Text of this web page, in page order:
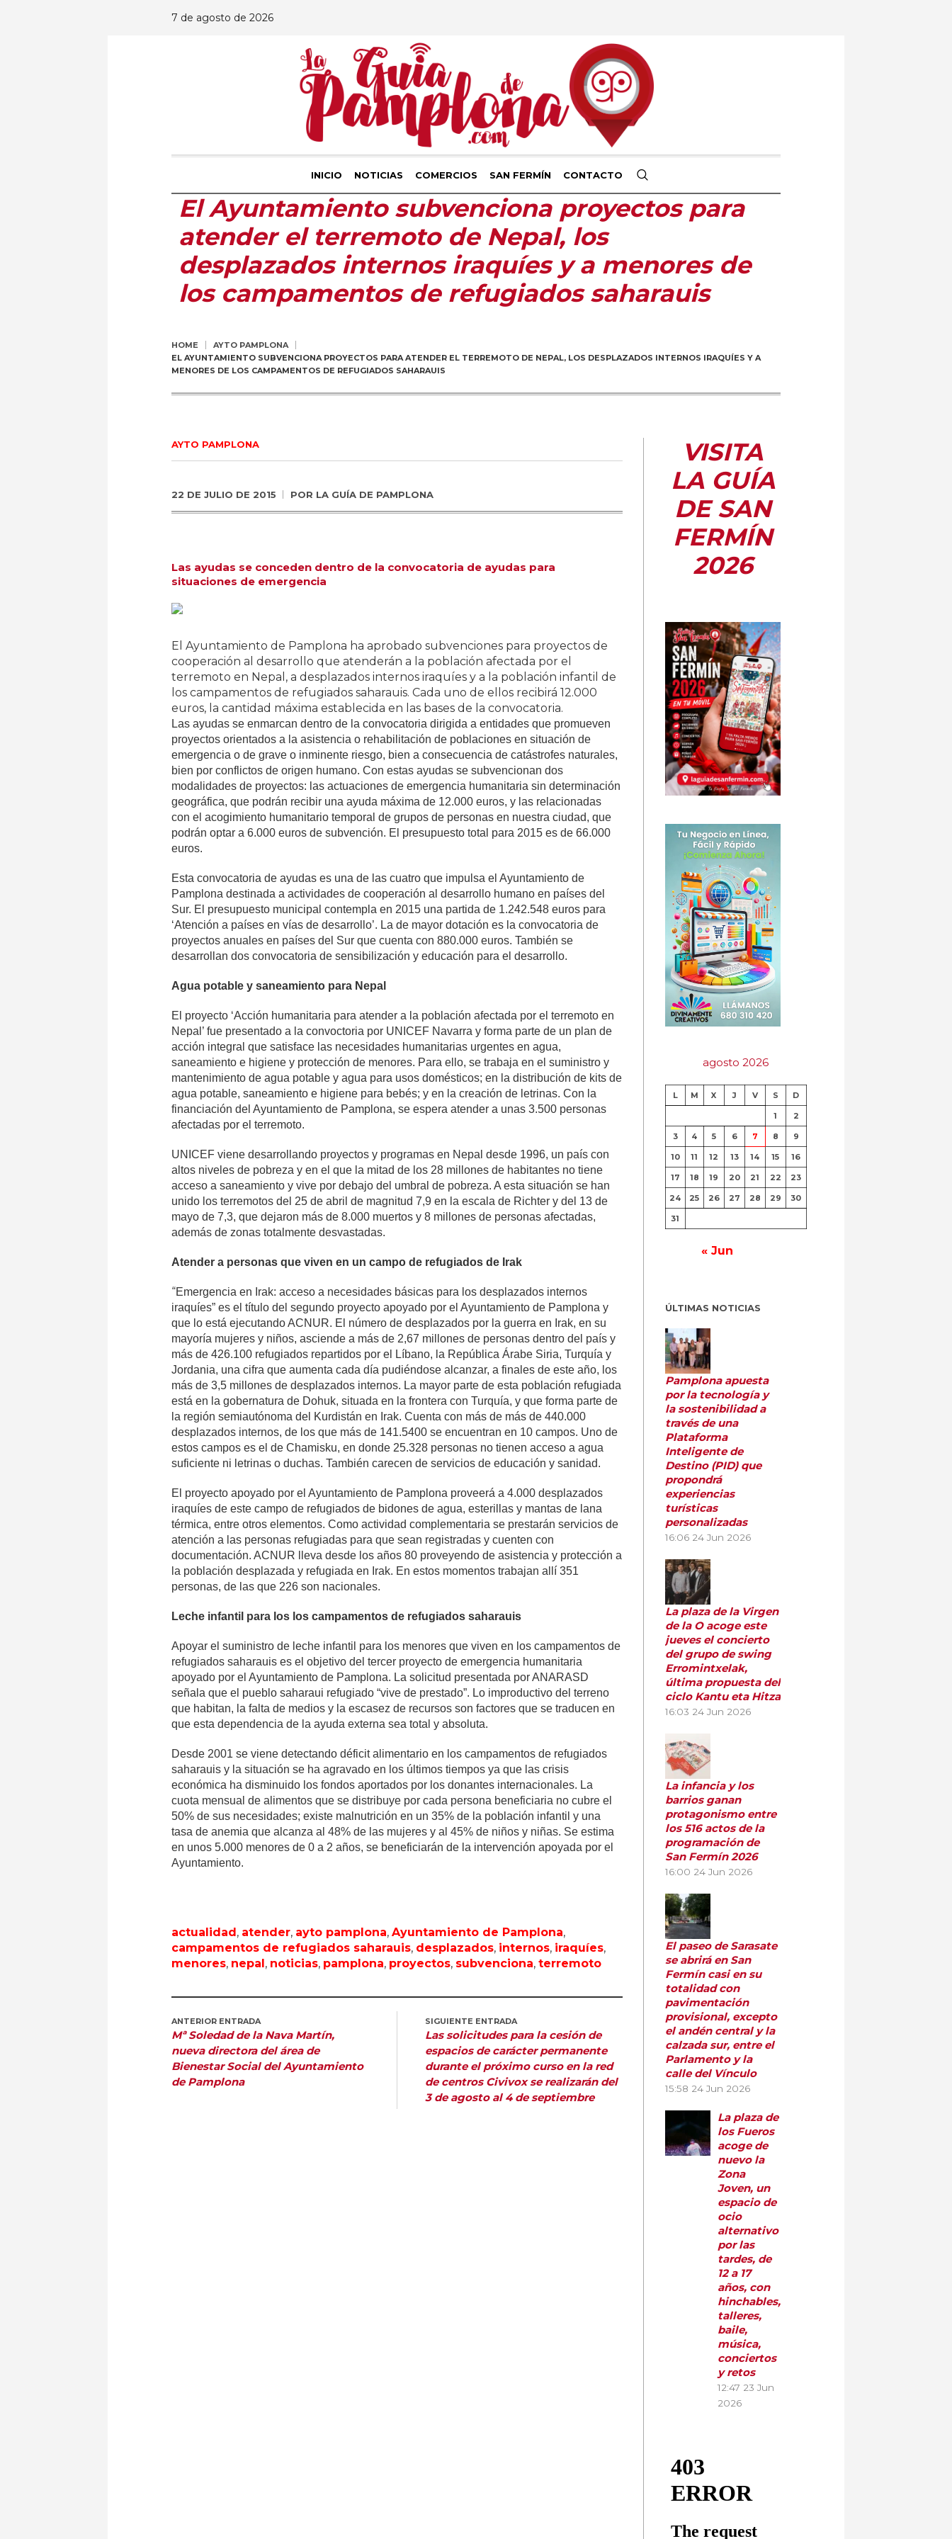
7 de agosto de 2026
INICIO NOTICIAS COMERCIOS SAN FERMÍN CONTACTO
El Ayuntamiento subvenciona proyectos para
atender el terremoto de Nepal, los
desplazados internos iraquíes y a menores de
los campamentos de refugiados saharauis
HOME
AYTO PAMPLONA
EL AYUNTAMIENTO SUBVENCIONA PROYECTOS PARA ATENDER EL TERREMOTO DE NEPAL, LOS DESPLAZADOS INTERNOS IRAQUÍES Y A
MENORES DE LOS CAMPAMENTOS DE REFUGIADOS SAHARAUIS
AYTO PAMPLONA
22 DE JULIO DE 2015 POR LA GUÍA DE PAMPLONA
Las ayudas se conceden dentro de la convocatoria de ayudas para
situaciones de emergencia
El Ayuntamiento de Pamplona ha aprobado subvenciones para proyectos de
cooperación al desarrollo que atenderán a la población afectada por el
terremoto en Nepal, a desplazados internos iraquíes y a la población infantil de
los campamentos de refugiados saharauis. Cada uno de ellos recibirá 12.000
euros, la cantidad máxima establecida en las bases de la convocatoria.
Las ayudas se enmarcan dentro de la convocatoria dirigida a entidades que promueven
proyectos orientados a la asistencia o rehabilitación de poblaciones en situación de
emergencia o de grave o inminente riesgo, bien a consecuencia de catástrofes naturales,
bien por conflictos de origen humano. Con estas ayudas se subvencionan dos
modalidades de proyectos: las actuaciones de emergencia humanitaria sin determinación
geográfica, que podrán recibir una ayuda máxima de 12.000 euros, y las relacionadas
con el acogimiento humanitario temporal de grupos de personas en nuestra ciudad, que
podrán optar a 6.000 euros de subvención. El presupuesto total para 2015 es de 66.000
euros.
Esta convocatoria de ayudas es una de las cuatro que impulsa el Ayuntamiento de
Pamplona destinada a actividades de cooperación al desarrollo humano en países del
Sur. El presupuesto municipal contempla en 2015 una partida de 1.242.548 euros para
‘Atención a países en vías de desarrollo’. La de mayor dotación es la convocatoria de
proyectos anuales en países del Sur que cuenta con 880.000 euros. También se
desarrollan dos convocatoria de sensibilización y educación para el desarrollo.
Agua potable y saneamiento para Nepal
El proyecto ‘Acción humanitaria para atender a la población afectada por el terremoto en
Nepal’ fue presentado a la convoctoria por UNICEF Navarra y forma parte de un plan de
acción integral que satisface las necesidades humanitarias urgentes en agua,
saneamiento e higiene y protección de menores. Para ello, se trabaja en el suministro y
mantenimiento de agua potable y agua para usos domésticos; en la distribución de kits de
agua potable, saneamiento e higiene para bebés; y en la creación de letrinas. Con la
financiación del Ayuntamiento de Pamplona, se espera atender a unas 3.500 personas
afectadas por el terremoto.
UNICEF viene desarrollando proyectos y programas en Nepal desde 1996, un país con
altos niveles de pobreza y en el que la mitad de los 28 millones de habitantes no tiene
acceso a saneamiento y vive por debajo del umbral de pobreza. A esta situación se han
unido los terremotos del 25 de abril de magnitud 7,9 en la escala de Richter y del 13 de
mayo de 7,3, que dejaron más de 8.000 muertos y 8 millones de personas afectadas,
además de zonas totalmente desvastadas.
Atender a personas que viven en un campo de refugiados de Irak
“Emergencia en Irak: acceso a necesidades básicas para los desplazados internos
iraquíes” es el título del segundo proyecto apoyado por el Ayuntamiento de Pamplona y
que lo está ejecutando ACNUR. El número de desplazados por la guerra en Irak, en su
mayoría mujeres y niños, asciende a más de 2,67 millones de personas dentro del país y
más de 426.100 refugiados repartidos por el Líbano, la República Árabe Siria, Turquía y
Jordania, una cifra que aumenta cada día pudiéndose alcanzar, a finales de este año, los
más de 3,5 millones de desplazados internos. La mayor parte de esta población refugiada
está en la gobernatura de Dohuk, situada en la frontera con Turquía, y que forma parte de
la región semiautónoma del Kurdistán en Irak. Cuenta con más de más de 440.000
desplazados internos, de los que más de 141.5400 se encuentran en 10 campos. Uno de
estos campos es el de Chamisku, en donde 25.328 personas no tienen acceso a agua
suficiente ni letrinas o duchas. También carecen de servicios de educación y sanidad.
El proyecto apoyado por el Ayuntamiento de Pamplona proveerá a 4.000 desplazados
iraquíes de este campo de refugiados de bidones de agua, esterillas y mantas de lana
térmica, entre otros elementos. Como actividad complementaria se prestarán servicios de
atención a las personas refugiadas para que sean registradas y cuenten con
documentación. ACNUR lleva desde los años 80 proveyendo de asistencia y protección a
la población desplazada y refugiada en Irak. En estos momentos trabajan allí 351
personas, de las que 226 son nacionales.
Leche infantil para los los campamentos de refugiados saharauis
Apoyar el suministro de leche infantil para los menores que viven en los campamentos de
refugiados saharauis es el objetivo del tercer proyecto de emergencia humanitaria
apoyado por el Ayuntamiento de Pamplona. La solicitud presentada por ANARASD
señala que el pueblo saharaui refugiado “vive de prestado”. Lo improductivo del terreno
que habitan, la falta de medios y la escasez de recursos son factores que se traducen en
que esta dependencia de la ayuda externa sea total y absoluta.
Desde 2001 se viene detectando déficit alimentario en los campamentos de refugiados
saharauis y la situación se ha agravado en los últimos tiempos ya que las crisis
económica ha disminuido los fondos aportados por los donantes internacionales. La
cuota mensual de alimentos que se distribuye por cada persona beneficiaria no cubre el
50% de sus necesidades; existe malnutrición en un 35% de la población infantil y una
tasa de anemia que alcanza al 48% de las mujeres y al 45% de niños y niñas. Se estima
en unos 5.000 menores de 0 a 2 años, se beneficiarán de la intervención apoyada por el
Ayuntamiento.
actualidad, atender, ayto pamplona, Ayuntamiento de Pamplona,
campamentos de refugiados saharauis, desplazados, internos, iraquíes,
menores, nepal, noticias, pamplona, proyectos, subvenciona, terremoto
ANTERIOR ENTRADA
Mª Soledad de la Nava Martín,
nueva directora del área de
Bienestar Social del Ayuntamiento
de Pamplona
SIGUIENTE ENTRADA
Las solicitudes para la cesión de
espacios de carácter permanente
durante el próximo curso en la red
de centros Civivox se realizarán del
3 de agosto al 4 de septiembre
VISITA
LA GUÍA
DE SAN
FERMÍN
2026
agosto 2026
L M X J V S D
1 2
3 4 5 6 7 8 9
10 11 12 13 14 15 16
17 18 19 20 21 22 23
24 25 26 27 28 29 30
31
« Jun
ÚLTIMAS NOTICIAS
Pamplona apuesta
por la tecnología y
la sostenibilidad a
través de una
Plataforma
Inteligente de
Destino (PID) que
propondrá
experiencias
turísticas
personalizadas
16:06 24 Jun 2026
La plaza de la Virgen
de la O acoge este
jueves el concierto
del grupo de swing
Erromintxelak,
última propuesta del
ciclo Kantu eta Hitza
16:03 24 Jun 2026
La infancia y los
barrios ganan
protagonismo entre
los 516 actos de la
programación de
San Fermín 2026
16:00 24 Jun 2026
El paseo de Sarasate
se abrirá en San
Fermín casi en su
totalidad con
pavimentación
provisional, excepto
el andén central y la
calzada sur, entre el
Parlamento y la
calle del Vínculo
15:58 24 Jun 2026
La plaza de
los Fueros
acoge de
nuevo la
Zona
Joven, un
espacio de
ocio
alternativo
por las
tardes, de
12 a 17
años, con
hinchables,
talleres,
baile,
música,
conciertos
y retos
12:47 23 Jun
2026